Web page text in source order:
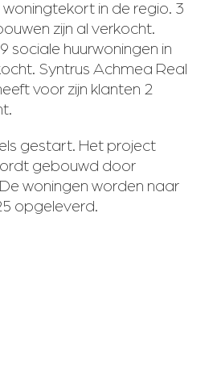
in de regio. 3
zijn al verkocht.
sociale huurwoningen in
Syntrus Achmea Real
voor zijn klanten 2
gestart. Het project
gebouwd door
woningen worden naar
opgeleverd.